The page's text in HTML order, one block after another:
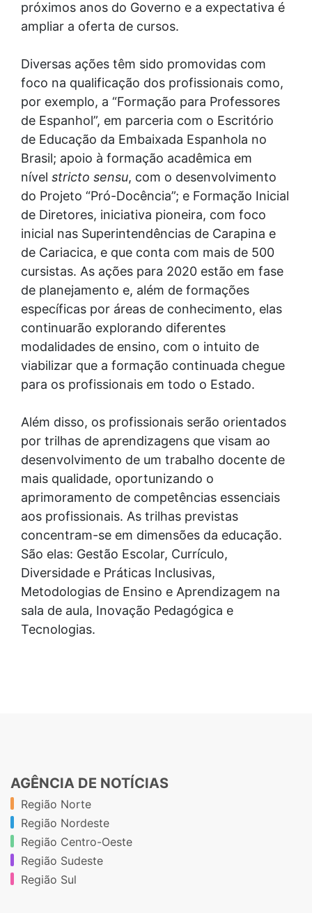
próximos anos do Governo e a expectativa é
ampliar a oferta de cursos.
Diversas ações têm sido promovidas com
foco na qualificação dos profissionais como,
por exemplo, a “Formação para Professores
de Espanhol”, em parceria com o Escritório
de Educação da Embaixada Espanhola no
Brasil; apoio à formação acadêmica em
nível stricto sensu, com o desenvolvimento
do Projeto “Pró-Docência”; e Formação Inicial
de Diretores, iniciativa pioneira, com foco
inicial nas Superintendências de Carapina e
de Cariacica, e que conta com mais de 500
cursistas. As ações para 2020 estão em fase
de planejamento e, além de formações
específicas por áreas de conhecimento, elas
continuarão explorando diferentes
modalidades de ensino, com o intuito de
viabilizar que a formação continuada chegue
para os profissionais em todo o Estado.
Além disso, os profissionais serão orientados
por trilhas de aprendizagens que visam ao
desenvolvimento de um trabalho docente de
mais qualidade, oportunizando o
aprimoramento de competências essenciais
aos profissionais. As trilhas previstas
concentram-se em dimensões da educação.
São elas: Gestão Escolar, Currículo,
Diversidade e Práticas Inclusivas,
Metodologias de Ensino e Aprendizagem na
sala de aula, Inovação Pedagógica e
Tecnologias.
AGÊNCIA DE NOTÍCIAS
Região Norte
Região Nordeste
Região Centro-Oeste
Região Sudeste
Região Sul